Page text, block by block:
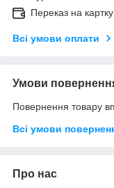
Переказ на картку
Всі умови оплати
Умови
Повернення товару
Всі умови
Про нас